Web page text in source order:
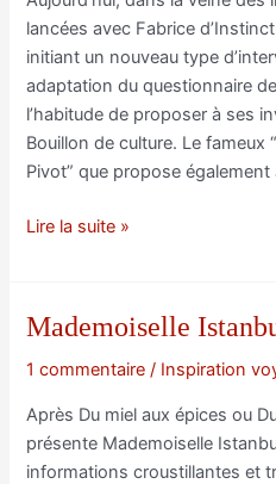
lancées avec Fabrice
initiant un nouveau type
adaptation du questionnaire
l’habitude de proposer à ses
Bouillon de culture. Le fameux
Pivot” que propose également
Visiter
Mademoiselle
Istanbul
Lire la suite »
Mademoiselle
1 commentaire / Inspiration
Après Du miel aux épices ou
présente Mademoiselle
informations croustillantes et